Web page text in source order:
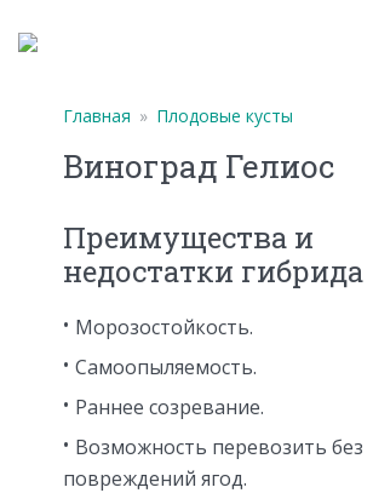
Главная » Плодовые кусты
Виноград Гелиос
Преимущества и
недостатки гибрида
Морозостойкость.
Самоопыляемость.
Раннее созревание.
Возможность перевозить без
повреждений ягод.